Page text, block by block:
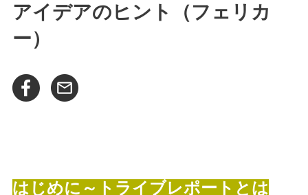
アイデアのヒント（フェリカ
ー）
はじめに～トライブレポートとは